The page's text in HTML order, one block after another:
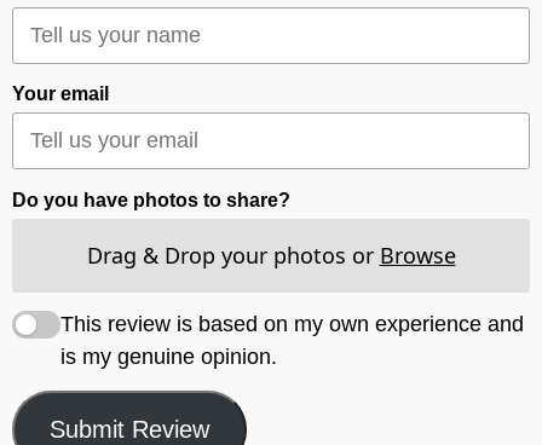
Your email
Do you have photos to share?
Drag & Drop your photos or Browse
This review is based on my own experience and
is my genuine opinion.
Submit Review